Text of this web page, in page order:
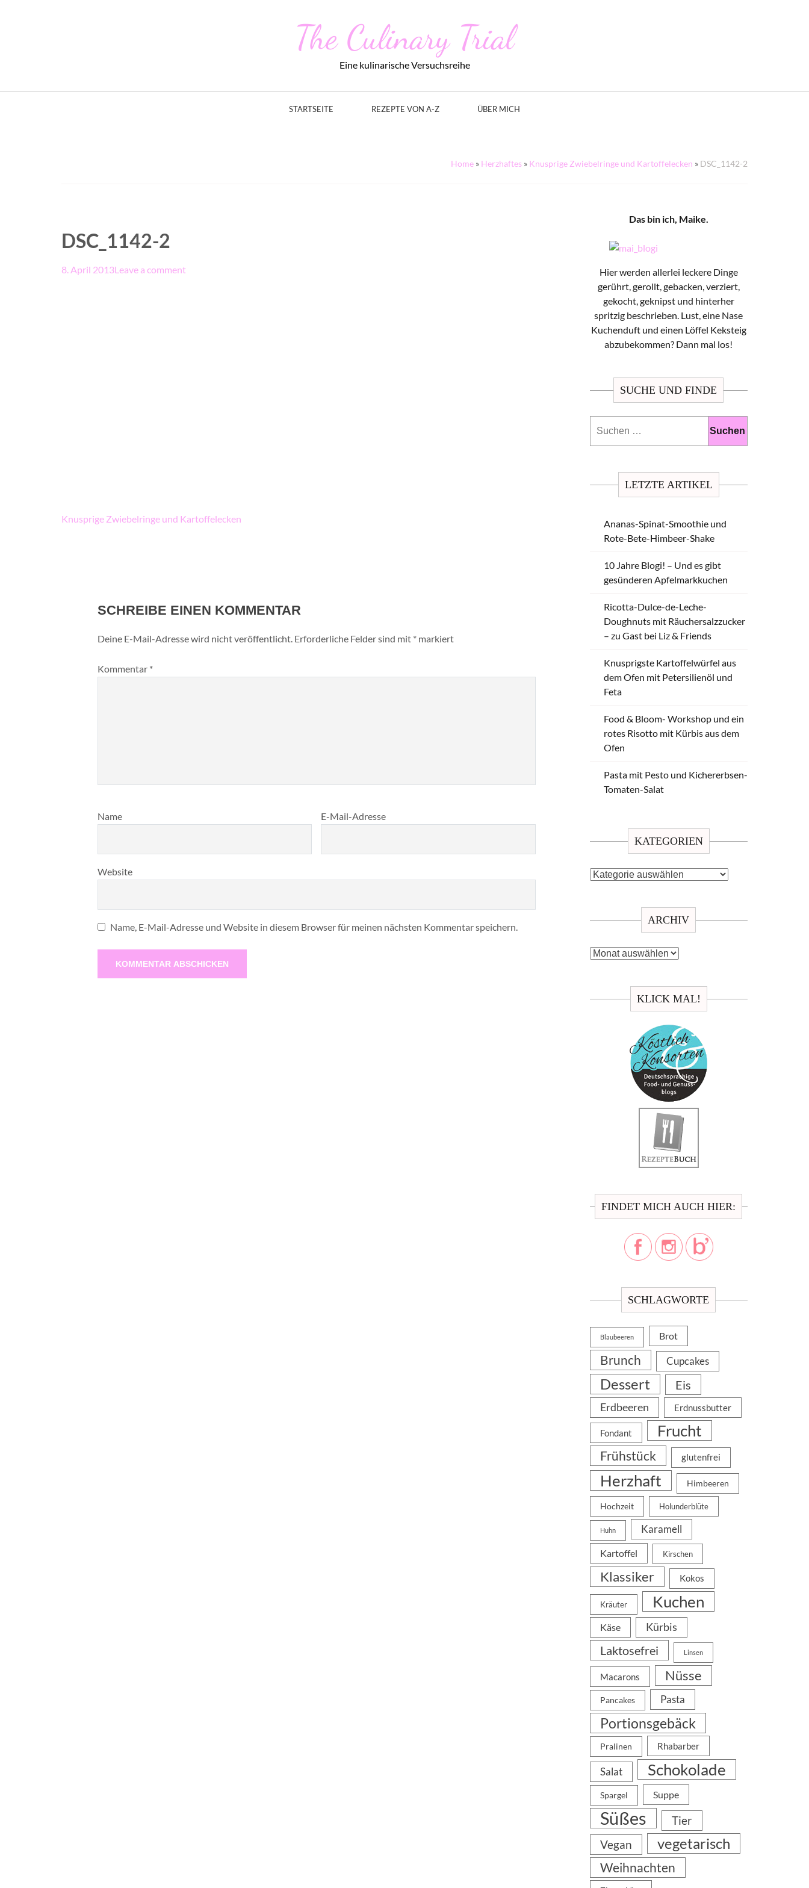
The Culinary Trial
Eine kulinarische Versuchsreihe
STARTSEITE REZEPTE VON A-Z ÜBER MICH
Home » Herzhaftes » Knusprige Zwiebelringe und Kartoffelecken » DSC_1142-2
DSC_1142-2
8. April 2013Leave a comment
Beitragsnavigation
Knusprige Zwiebelringe und Kartoffelecken
SCHREIBE EINEN KOMMENTAR
Deine E-Mail-Adresse wird nicht veröffentlicht. Erforderliche Felder sind mit * markiert
Kommentar *
Name E-Mail-Adresse
Website
Name, E-Mail-Adresse und Website in diesem Browser für meinen nächsten Kommentar speichern.
Das bin ich, Maike.
Hier werden allerlei leckere Dinge
gerührt, gerollt, gebacken, verziert,
gekocht, geknipst und hinterher
spritzig beschrieben. Lust, eine Nase
Kuchenduft und einen Löffel Keksteig
abzubekommen? Dann mal los!
SUCHE UND FINDE
nach:
LETZTE ARTIKEL
Ananas-Spinat-Smoothie und
Rote-Bete-Himbeer-Shake
10 Jahre Blogi! – Und es gibt
gesünderen Apfelmarkkuchen
Ricotta-Dulce-de-Leche-
Doughnuts mit Räuchersalzzucker
– zu Gast bei Liz & Friends
Knusprigste Kartoffelwürfel aus
dem Ofen mit Petersilienöl und
Feta
Food & Bloom- Workshop und ein
rotes Risotto mit Kürbis aus dem
Ofen
Pasta mit Pesto und Kichererbsen-
Tomaten-Salat
KATEGORIEN
Kategorien
ARCHIV
Archiv
KLICK MAL!
FINDET MICH AUCH HIER:
SCHLAGWORTE
Blaubeeren Brot
Brunch Cupcakes
Dessert Eis
Erdbeeren Erdnussbutter
Fondant Frucht
Frühstück glutenfrei
Herzhaft Himbeeren
Hochzeit Holunderblüte
Huhn Karamell
Kartoffel Kirschen
Klassiker Kokos
Kräuter Kuchen
Käse Kürbis
Laktosefrei Linsen
Macarons Nüsse
Pancakes Pasta
Portionsgebäck
Pralinen Rhabarber
Salat Schokolade
Spargel Suppe
Süßes
Tier
Vegan
vegetarisch
Weihnachten